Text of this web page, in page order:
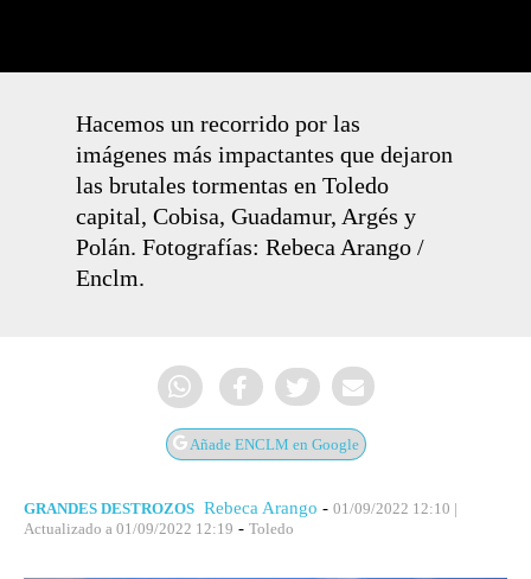
Hacemos un recorrido por las
imágenes más impactantes que dejaron
las brutales tormentas en Toledo
capital, Cobisa, Guadamur, Argés y
Polán. Fotografías: Rebeca Arango /
Enclm.
Añade ENCLM en Google
GRANDES DESTROZOS Rebeca Arango - 01/09/2022 12:10 |
Actualizado a 01/09/2022 12:19 - Toledo